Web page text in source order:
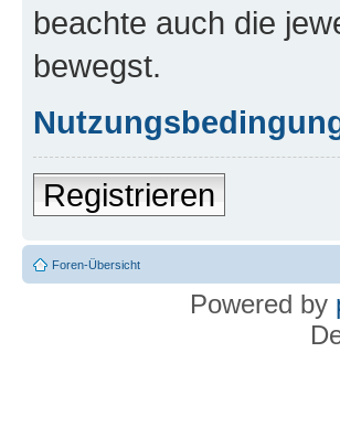
beachte auch die
bewegst.
Registrieren
Foren-Übersicht
Powered by